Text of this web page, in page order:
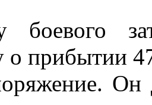
боевого
о прибытии